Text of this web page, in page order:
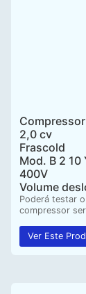
2,0 cv
Frascold
Mod. B 2 10
400V
Volume
Poderá testar
compressor
Ver Este